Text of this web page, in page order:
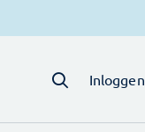
Inloggen